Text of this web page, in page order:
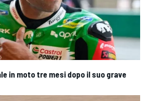
in moto tre mesi dopo il suo grave